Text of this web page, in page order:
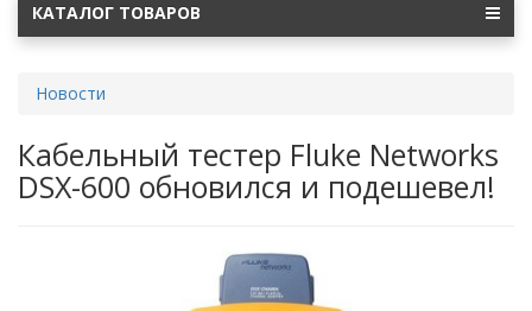
КАТАЛОГ ТОВАРОВ
Новости
Кабельный тестер Fluke Networks
DSX-600 обновился и подешевел!